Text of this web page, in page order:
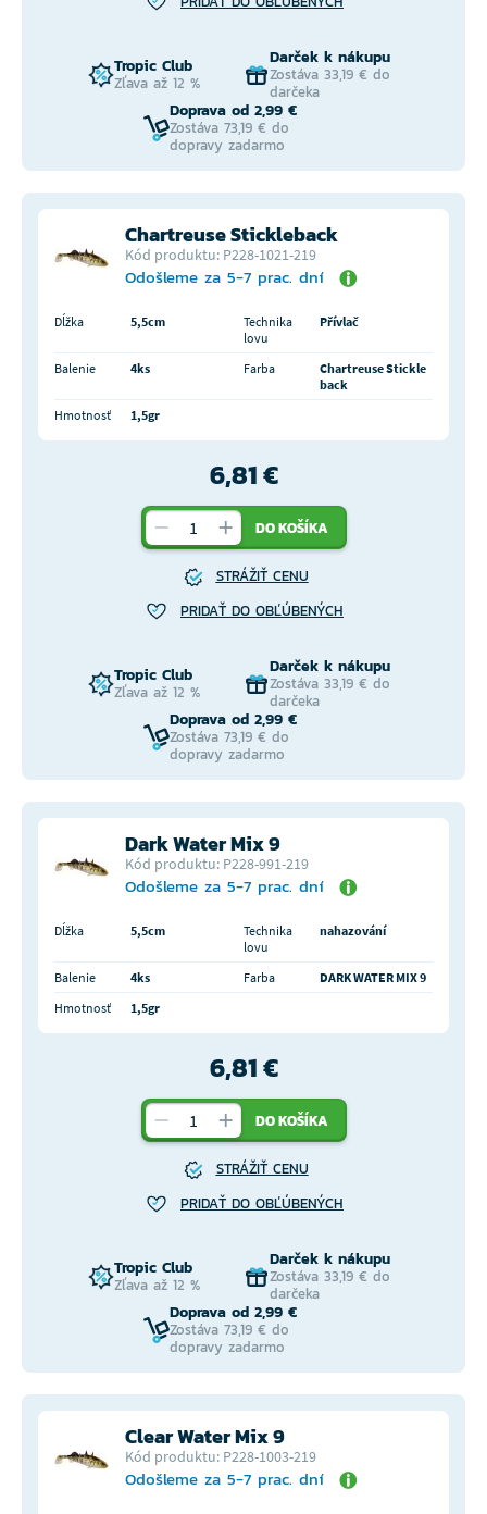
Tropic Club
Zľava až 12 %
Darček k nákupu
Zostáva 33,19 € do
darčeka
Doprava od 2,99 €
Zostáva 73,19 € do
dopravy zadarmo
Chartreuse Stickleback
Kód produktu: P228-1021-219
Odošleme za 5-7 prac. dní
Dĺžka 5,5cm
Technika
lovu
Přívlač
Balenie 4ks Farba
Chartreuse Stickle
back
Hmotnosť
1,5gr
6,81 €
DO KOŠÍKA
STRÁŽIŤ CENU
PRIDAŤ DO OBĽÚBENÝCH
Tropic Club
Zľava až 12 %
Darček k nákupu
Zostáva 33,19 € do
darčeka
Doprava od 2,99 €
Zostáva 73,19 € do
dopravy zadarmo
Dark Water Mix 9
Kód produktu: P228-991-219
Odošleme za 5-7 prac. dní
Dĺžka 5,5cm
Technika
lovu
nahazování
Balenie 4ks Farba
DARK WATER MIX 9
Hmotnosť
1,5gr
6,81 €
DO KOŠÍKA
STRÁŽIŤ CENU
PRIDAŤ DO OBĽÚBENÝCH
Tropic Club
Zľava až 12 %
Darček k nákupu
Zostáva 33,19 € do
darčeka
Doprava od 2,99 €
Zostáva 73,19 € do
dopravy zadarmo
Clear Water Mix 9
Kód produktu: P228-1003-219
Odošleme za 5-7 prac. dní